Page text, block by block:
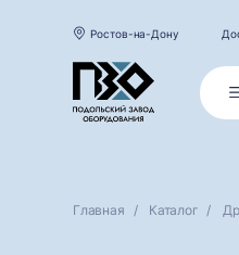
Ростов-на-Дону
Главная Каталог